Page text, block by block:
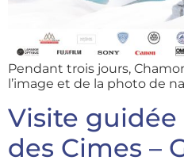
Pendant trois jours,
l’image et de la photo de
Visite guidée
des Cimes –